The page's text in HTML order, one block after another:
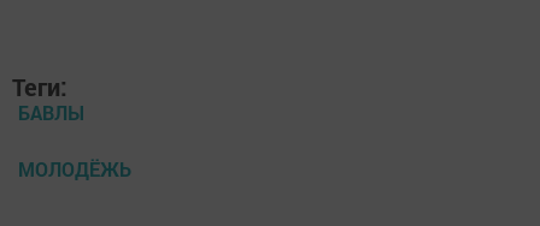
Теги:
БАВЛЫ
МОЛОДЁЖЬ